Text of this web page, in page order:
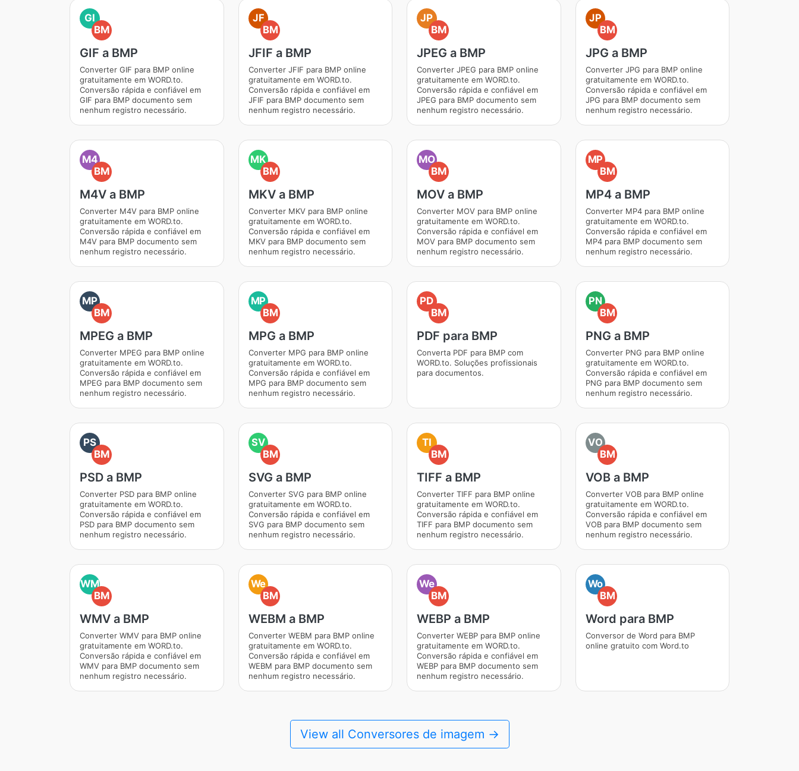
GI
BM
GIF a BMP
Converter GIF para BMP online
gratuitamente em WORD.to.
Conversão rápida e confiável em
GIF para BMP documento sem
nenhum registro necessário.
JF
BM
JFIF a BMP
Converter JFIF para BMP online
gratuitamente em WORD.to.
Conversão rápida e confiável em
JFIF para BMP documento sem
nenhum registro necessário.
JP
BM
JPEG a BMP
Converter JPEG para BMP online
gratuitamente em WORD.to.
Conversão rápida e confiável em
JPEG para BMP documento sem
nenhum registro necessário.
JP
BM
JPG a BMP
Converter JPG para BMP online
gratuitamente em WORD.to.
Conversão rápida e confiável em
JPG para BMP documento sem
nenhum registro necessário.
M4
BM
M4V a BMP
Converter M4V para BMP online
gratuitamente em WORD.to.
Conversão rápida e confiável em
M4V para BMP documento sem
nenhum registro necessário.
MK
BM
MKV a BMP
Converter MKV para BMP online
gratuitamente em WORD.to.
Conversão rápida e confiável em
MKV para BMP documento sem
nenhum registro necessário.
MO
BM
MOV a BMP
Converter MOV para BMP online
gratuitamente em WORD.to.
Conversão rápida e confiável em
MOV para BMP documento sem
nenhum registro necessário.
MP
BM
MP4 a BMP
Converter MP4 para BMP online
gratuitamente em WORD.to.
Conversão rápida e confiável em
MP4 para BMP documento sem
nenhum registro necessário.
MP
BM
MPEG a BMP
Converter MPEG para BMP online
gratuitamente em WORD.to.
Conversão rápida e confiável em
MPEG para BMP documento sem
nenhum registro necessário.
MP
BM
MPG a BMP
Converter MPG para BMP online
gratuitamente em WORD.to.
Conversão rápida e confiável em
MPG para BMP documento sem
nenhum registro necessário.
PD
BM
PDF para BMP
Converta PDF para BMP com
WORD.to. Soluções profissionais
para documentos.
PN
BM
PNG a BMP
Converter PNG para BMP online
gratuitamente em WORD.to.
Conversão rápida e confiável em
PNG para BMP documento sem
nenhum registro necessário.
PS
BM
PSD a BMP
Converter PSD para BMP online
gratuitamente em WORD.to.
Conversão rápida e confiável em
PSD para BMP documento sem
nenhum registro necessário.
SV
BM
SVG a BMP
Converter SVG para BMP online
gratuitamente em WORD.to.
Conversão rápida e confiável em
SVG para BMP documento sem
nenhum registro necessário.
TI
BM
TIFF a BMP
Converter TIFF para BMP online
gratuitamente em WORD.to.
Conversão rápida e confiável em
TIFF para BMP documento sem
nenhum registro necessário.
VO
BM
VOB a BMP
Converter VOB para BMP online
gratuitamente em WORD.to.
Conversão rápida e confiável em
VOB para BMP documento sem
nenhum registro necessário.
WM
BM
WMV a BMP
Converter WMV para BMP online
gratuitamente em WORD.to.
Conversão rápida e confiável em
WMV para BMP documento sem
nenhum registro necessário.
We
BM
WEBM a BMP
Converter WEBM para BMP online
gratuitamente em WORD.to.
Conversão rápida e confiável em
WEBM para BMP documento sem
nenhum registro necessário.
We
BM
WEBP a BMP
Converter WEBP para BMP online
gratuitamente em WORD.to.
Conversão rápida e confiável em
WEBP para BMP documento sem
nenhum registro necessário.
Wo
BM
Word para BMP
Conversor de Word para BMP
online gratuito com Word.to
View all Conversores de imagem →